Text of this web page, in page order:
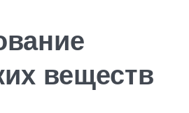
веществ